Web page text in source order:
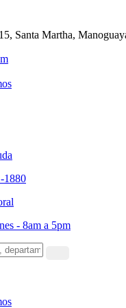
Santa Martha,
1880
- 8am a 5pm